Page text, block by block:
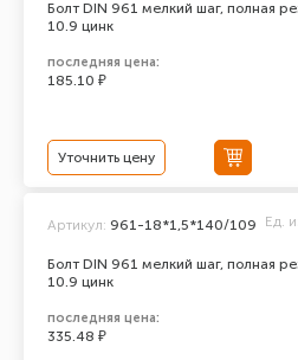
Болт DIN 961 мелкий шаг, полная
10.9 цинк
последняя цена:
185.10 ₽
Уточнить цену
Болт DIN 961 мелкий шаг, полная
10.9 цинк
Артикул: 961-18*1,5*140/109 Ед.
последняя цена:
335.48 ₽